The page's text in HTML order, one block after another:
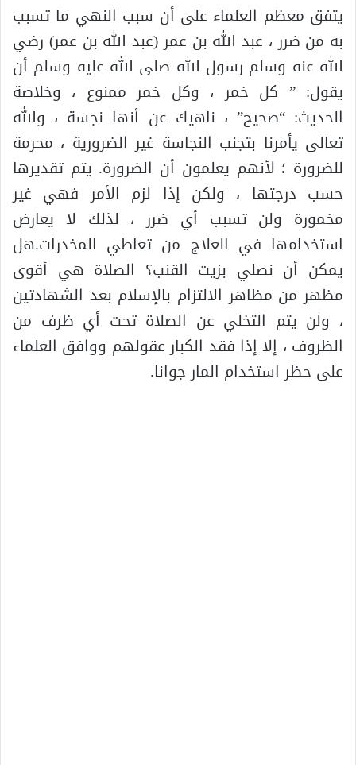
يتفق معظم العلماء على أن سبب النهي ما تسبب
به من ضرر ، عبد الله بن عمر (عبد الله بن عمر) رضي
الله عنه وسلم رسول الله صلى الله عليه وسلم أن
يقول: ” كل خمر ، وكل خمر ممنوع ، وخلاصة
الحديث: “صحيح” ، ناهيك عن أنها نجسة ، والله
تعالى يأمرنا بتجنب النجاسة غير الضرورية ، محرمة
للضرورة ؛ لأنهم يعلمون أن الضرورة. يتم تقديرها
حسب درجتها ، ولكن إذا لزم الأمر فهي غير
مخمورة ولن تسبب أي ضرر ، لذلك لا يعارض
استخدامها في العلاج من تعاطي المخدرات.هل
يمكن أن نصلي بزيت القنب؟ الصلاة هي أقوى
مظهر من مظاهر الالتزام بالإسلام بعد الشهادتين
، ولن يتم التخلي عن الصلاة تحت أي ظرف من
الظروف ، إلا إذا فقد الكبار عقولهم ووافق العلماء
على حظر استخدام المار جوانا.